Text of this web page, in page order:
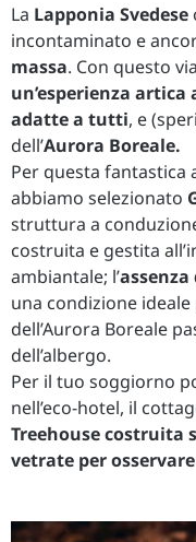
La Lapponia Svedese
incontaminato e
massa. Con questo
un’esperienza
adatte a tutti, e
dell’Aurora Boreale.
Per questa fantastica
abbiamo selezionato
struttura a
costruita e gestita
ambiantale; l’
una condizione
dell’Aurora Boreale
dell’albergo.
Per il tuo soggiorno
nell’eco-hotel, il
Treehouse costruita
vetrate per